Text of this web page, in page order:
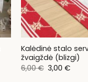
Kalėdinė stalo
žvaigždė (blizgi)
6,00€ Original
price
3,00€